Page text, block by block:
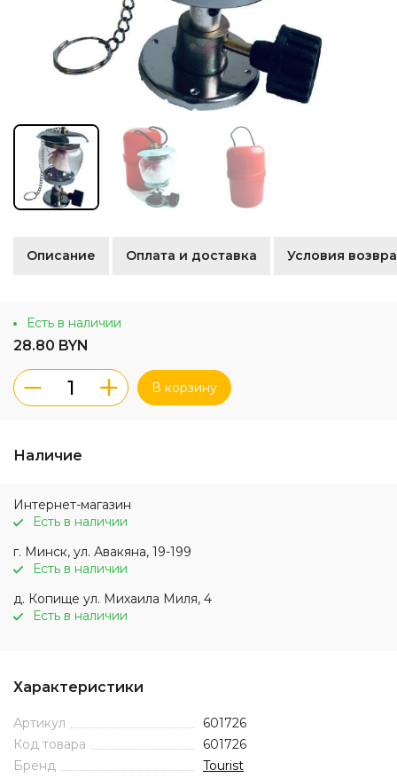
Описание Оплата и доставка Условия
Есть в наличии
28.80 BYN
В корзину
Наличие
Интернет-магазин
Есть в наличии
г. Минск, ул. Авакяна, 19-199
Есть в наличии
д. Копище ул. Михаила Миля, 4
Есть в наличии
Характеристики
Артикул
601726
Код товара
601726
Бренд
Tourist